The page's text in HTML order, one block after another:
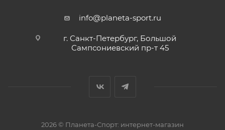
info@planeta-sport.ru
г. Санкт-Петербург, Большой
Сампсониевский пр-т 45
2026 © Планета-Спорт: интернет-магазин